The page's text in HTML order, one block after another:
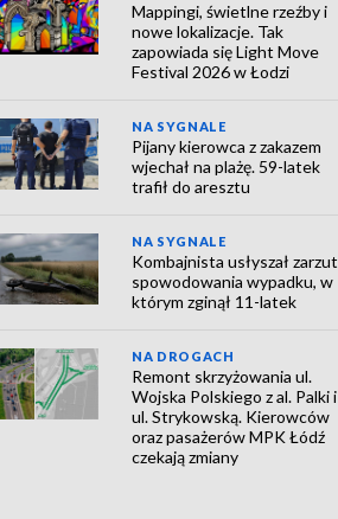
Mappingi, świetlne rzeźby i
nowe lokalizacje. Tak
zapowiada się Light Move
Festival 2026 w Łodzi
NA SYGNALE
Pijany kierowca z zakazem
wjechał na plażę. 59-latek
trafił do aresztu
NA SYGNALE
Kombajnista usłyszał zarzut
spowodowania wypadku, w
którym zginął 11-latek
NA DROGACH
Remont skrzyżowania ul.
Wojska Polskiego z al. Palki i
ul. Strykowską. Kierowców
oraz pasażerów MPK Łódź
czekają zmiany